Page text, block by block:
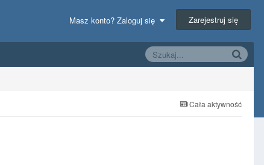
Masz konto? Zaloguj się Zarejestruj się
Cała aktywność